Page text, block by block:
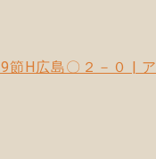
H広島〇２－０ | ア